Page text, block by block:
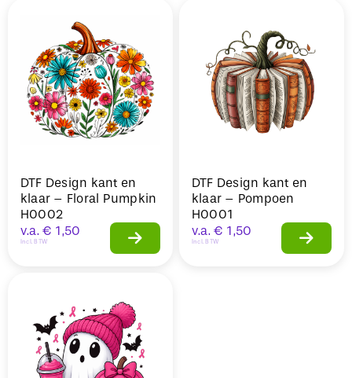
DTF Design kant en
klaar – Floral Pumpkin
H0002
v.a. € 1,50
Incl. BTW
DTF Design kant en
klaar – Pompoen
H0001
v.a. € 1,50
Incl. BTW